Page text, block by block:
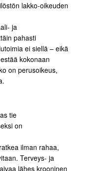
lakko-oikeuden
ja
pahasti
ei siellä – eikä
kokonaan
on perusoikeus,
tie
on
ilman rahaa,
Terveys- ja
lähes krooninen